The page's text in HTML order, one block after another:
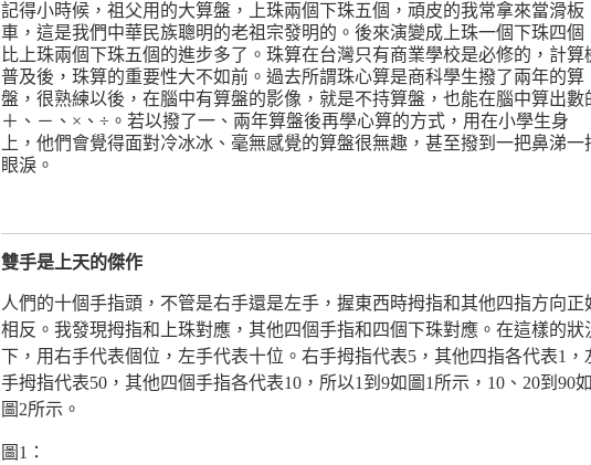
記得小時候，祖父用的大算盤，上珠兩個下珠五個，頑皮的我常拿來當滑板
車，這是我們中華民族聰明的老祖宗發明的。後來演變成上珠一個下珠四個
比上珠兩個下珠五個的進步多了。珠算在台灣只有商業學校是必修的，計算
普及後，珠算的重要性大不如前。過去所謂珠心算是商科學生撥了兩年的算
盤，很熟練以後，在腦中有算盤的影像，就是不持算盤，也能在腦中算出數
＋、－、×、÷。若以撥了一、兩年算盤後再學心算的方式，用在小學生身
上，他們會覺得面對冷冰冰、毫無感覺的算盤很無趣，甚至撥到一把鼻涕一
眼淚。
雙手是上天的傑作
人們的十個手指頭，不管是右手還是左手，握東西時拇指和其他四指方向正
相反。我發現拇指和上珠對應，其他四個手指和四個下珠對應。在這樣的狀
下，用右手代表個位，左手代表十位。右手拇指代表5，其他四指各代表1，
手拇指代表50，其他四個手指各代表10，所以1到9如圖1所示，10、20到90如
圖2所示。
圖1：